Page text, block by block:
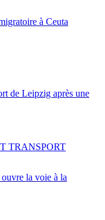
à Ceuta
de Leipzig après une
la voie à la
TRANSPORT